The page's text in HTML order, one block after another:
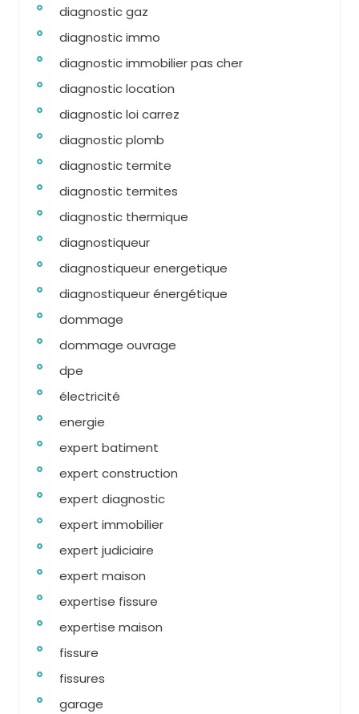
diagnostic gaz
diagnostic immo
diagnostic immobilier pas cher
diagnostic location
diagnostic loi carrez
diagnostic plomb
diagnostic termite
diagnostic termites
diagnostic thermique
diagnostiqueur
diagnostiqueur energetique
diagnostiqueur énergétique
dommage
dommage ouvrage
dpe
électricité
energie
expert batiment
expert construction
expert diagnostic
expert immobilier
expert judiciaire
expert maison
expertise fissure
expertise maison
fissure
fissures
garage